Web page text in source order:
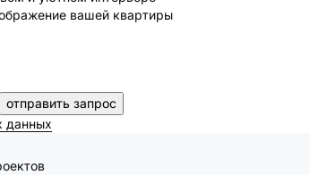
вашей квартиры
данных